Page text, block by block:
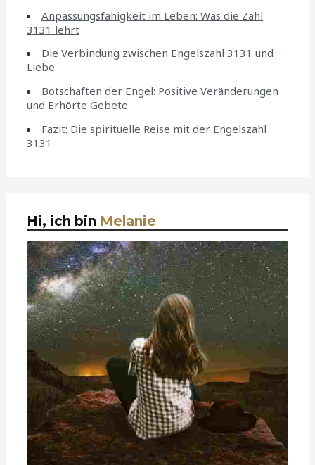
Anpassungsfähigkeit im Leben: Was die Zahl
3131 lehrt
Die Verbindung zwischen Engelszahl 3131 und
Liebe
Botschaften der Engel: Positive Veränderungen
und Erhörte Gebete
Fazit: Die spirituelle Reise mit der Engelszahl
3131
Hi, ich bin Melanie